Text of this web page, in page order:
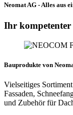
Neomat AG - Alles aus
Ihr
Bauprodukte von
Vielseitiges
Fassaden,
und Zubehör für